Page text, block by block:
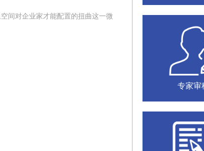
间对企业家才能配置的扭曲这一微
专家审